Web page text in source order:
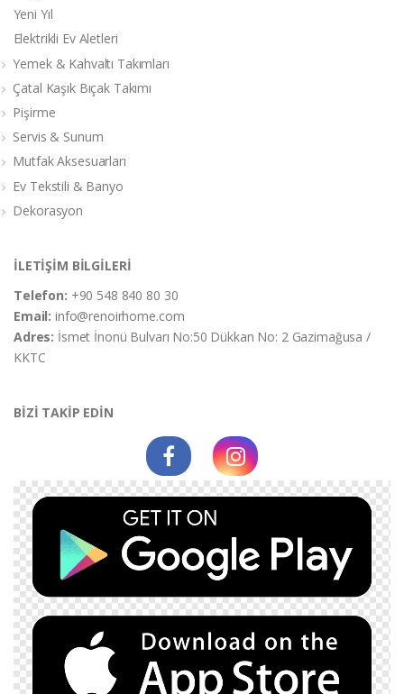
Yeni Yıl
Elektrikli Ev Aletleri
Yemek & Kahvaltı Takımları
Çatal Kaşık Bıçak Takımı
Pişirme
Servis & Sunum
Mutfak Aksesuarları
Ev Tekstili & Banyo
Dekorasyon
İLETİŞİM BİLGİLERİ
Telefon: +90 548 840 80 30
Email:info@renoirhome.com
Adres: İsmet İnonü Bulvarı No:50 Dükkan No: 2 Gazimağusa /
KKTC
BİZİ TAKİP EDİN